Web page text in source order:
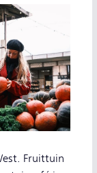
Fruittuin